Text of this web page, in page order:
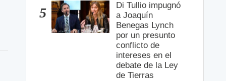
5
Di Tullio impugnó
a Joaquín
Benegas Lynch
por un presunto
conflicto de
intereses en el
debate de la Ley
de Tierras